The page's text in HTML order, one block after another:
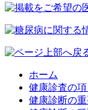
ホーム
健康診査の項
健康診断の